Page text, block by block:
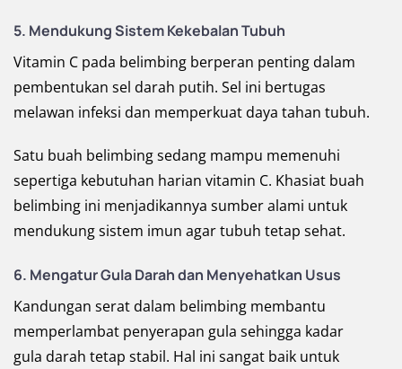
5. Mendukung Sistem Kekebalan Tubuh
Vitamin C pada belimbing berperan penting dalam
pembentukan sel darah putih. Sel ini bertugas
melawan infeksi dan memperkuat daya tahan tubuh.
Satu buah belimbing sedang mampu memenuhi
sepertiga kebutuhan harian vitamin C. Khasiat buah
belimbing ini menjadikannya sumber alami untuk
mendukung sistem imun agar tubuh tetap sehat.
6. Mengatur Gula Darah dan Menyehatkan Usus
Kandungan serat dalam belimbing membantu
memperlambat penyerapan gula sehingga kadar
gula darah tetap stabil. Hal ini sangat baik untuk